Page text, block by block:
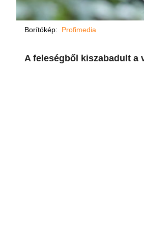
Borítókép: Profimedia
A feleségből kiszabadult a